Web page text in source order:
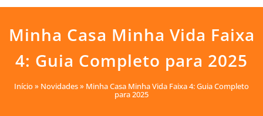
Minha Casa Minha Vida Faixa
4: Guia Completo para 2025
Início» Novidades» Minha Casa Minha Vida Faixa 4: Guia Completo
para 2025